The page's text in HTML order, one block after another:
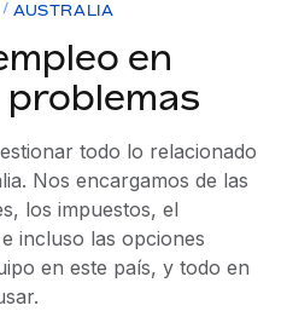
forma sencilla y conforme a la
sin gastar en entidades.
global según el país.
EE. UU.
en todos los estados de EE.
de clasificación errónea
errónea por país.
AUSTRALIA
en
todo lo relacionado
Nos encargamos de las
los impuestos, el
incluso las opciones
en este país, y todo en